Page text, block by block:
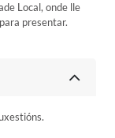
Local, onde lle
presentar.